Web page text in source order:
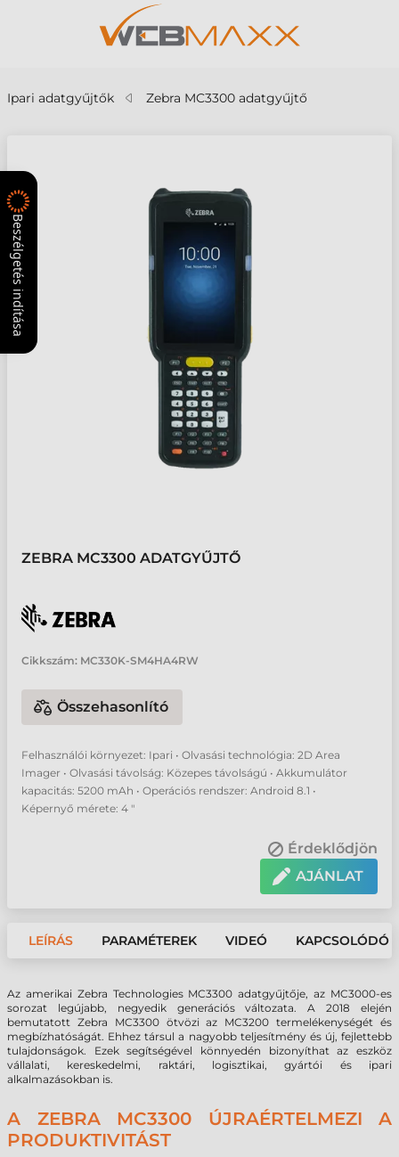
Ipari adatgyűjtők Zebra MC3300 adatgyűjtő
ZEBRA MC3300 ADATGYŰJTŐ
Cikkszám: MC330K-SM4HA4RW
Összehasonlító
Felhasználói környezet: Ipari • Olvasási technológia: 2D Area
Imager • Olvasási távolság: Közepes távolságú • Akkumulátor
kapacitás: 5200 mAh • Operációs rendszer: Android 8.1 •
Képernyő mérete: 4 "
Érdeklődjön
AJÁNLAT
LEÍRÁS PARAMÉTEREK VIDEÓ KAPCSOLÓDÓ
Az amerikai Zebra Technologies MC3300 adatgyűjtője, az MC3000-es
sorozat legújabb, negyedik generációs változata. A 2018 elején
bemutatott Zebra MC3300 ötvözi az MC3200 termelékenységét és
megbízhatóságát. Ehhez társul a nagyobb teljesítmény és új, fejlettebb
tulajdonságok. Ezek segítségével könnyedén bizonyíthat az eszköz
vállalati, kereskedelmi, raktári, logisztikai, gyártói és ipari
alkalmazásokban is.
A ZEBRA MC3300 ÚJRAÉRTELMEZI A
PRODUKTIVITÁST
Beszélgetés indítása